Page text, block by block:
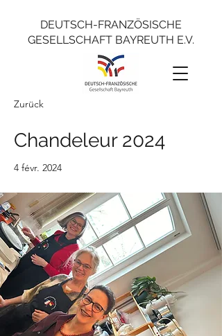
DEUTSCH-FRANZÖSISCHE
GESELLSCHAFT BAYREUTH E.V.
Zurück
Chandeleur 2024
4 févr. 2024